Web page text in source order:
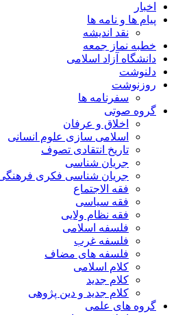
اخبار
پیام ها و نامه ها
نقد اندیشه
خطبه نماز جمعه
دانشگاه آزاد اسلامی
دلنوشت
روزنوشت
سفرنامه ها
گروه صوتی
اخلاق و عرفان
اسلامی سازی علوم انسانی
تاریخ انتقادی تصوف
جریان شناسی
جریان شناسی فکری
فقه الاجتماع
فقه سیاسی
فقه نظام ولایی
فلسفه اسلامی
فلسفه غرب
فلسفه های مضاف
کلام اسلامی
کلام جدید
کلام جدید و دین پژوهی
گروه های علمی